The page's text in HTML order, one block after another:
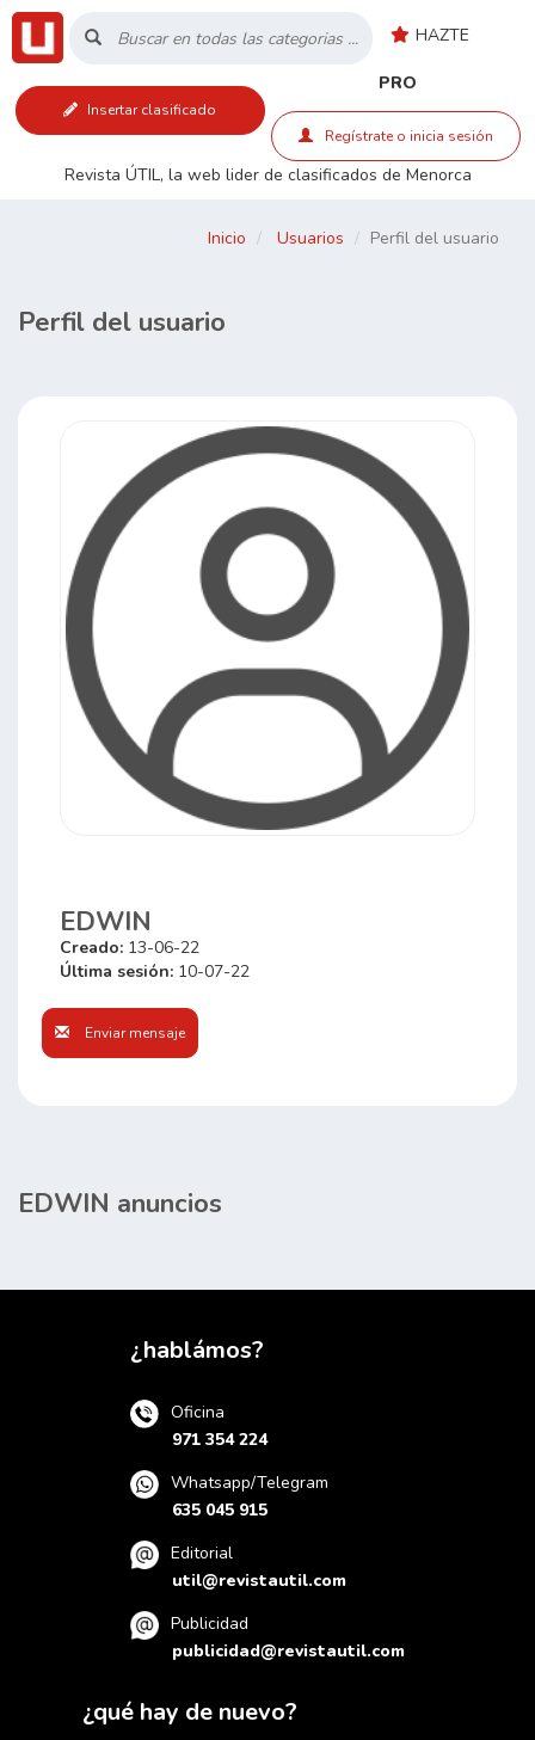
HAZTE
PRO
Insertar clasificado
Regístrate o inicia sesión
Revista ÚTIL, la web lider de clasificados de Menorca
Inicio
RSS
Inicio Usuarios Perfil del usuario
Perfil del usuario
EDWIN
Creado: 13-06-22
Última sesión: 10-07-22
Enviar mensaje
EDWIN anuncios
¿hablámos?
Oficina
971 354 224
Whatsapp/Telegram
635 045 915
Editorial
util@revistautil.com
Publicidad
publicidad@revistautil.com
¿qué hay de nuevo?